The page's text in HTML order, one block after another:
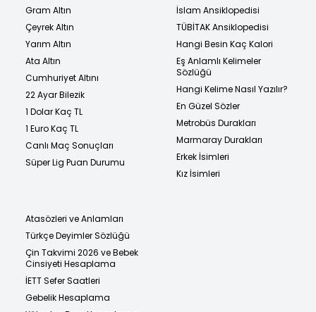
Gram Altın
Çeyrek Altın
Yarım Altın
Ata Altın
Cumhuriyet Altını
22 Ayar Bilezik
1 Dolar Kaç TL
1 Euro Kaç TL
Canlı Maç Sonuçları
Süper Lig Puan Durumu
İslam Ansiklopedisi
TÜBİTAK Ansiklopedisi
Hangi Besin Kaç Kalori
Eş Anlamlı Kelimeler
Sözlüğü
Hangi Kelime Nasıl Yazılır?
En Güzel Sözler
Metrobüs Durakları
Marmaray Durakları
Erkek İsimleri
Kız İsimleri
Atasözleri ve Anlamları
Türkçe Deyimler Sözlüğü
Çin Takvimi 2026 ve Bebek
Cinsiyeti Hesaplama
İETT Sefer Saatleri
Gebelik Hesaplama